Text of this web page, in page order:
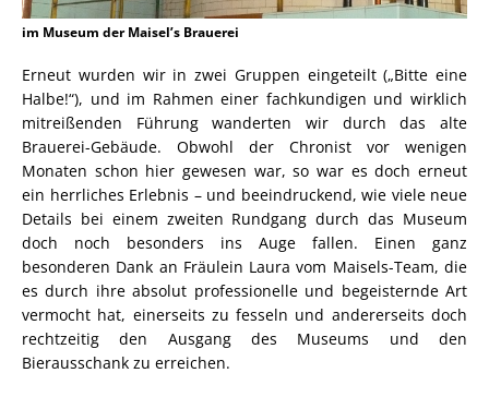
im Museum der Maisel’s Brauerei
Erneut wurden wir in zwei Gruppen eingeteilt („Bitte eine
Halbe!“), und im Rahmen einer fachkundigen und wirklich
mitreißenden Führung wanderten wir durch das alte
Brauerei-Gebäude. Obwohl der Chronist vor wenigen
Monaten schon hier gewesen war, so war es doch erneut
ein herrliches Erlebnis – und beeindruckend, wie viele neue
Details bei einem zweiten Rundgang durch das Museum
doch noch besonders ins Auge fallen. Einen ganz
besonderen Dank an Fräulein Laura vom Maisels-Team, die
es durch ihre absolut professionelle und begeisternde Art
vermocht hat, einerseits zu fesseln und andererseits doch
rechtzeitig den Ausgang des Museums und den
Bierausschank zu erreichen.